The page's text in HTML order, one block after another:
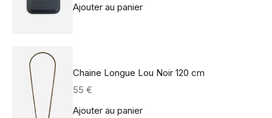
Ajouter au panier
Chaine Longue Lou Noir 120 cm
Prix de vente
55 €
Ajouter au panier